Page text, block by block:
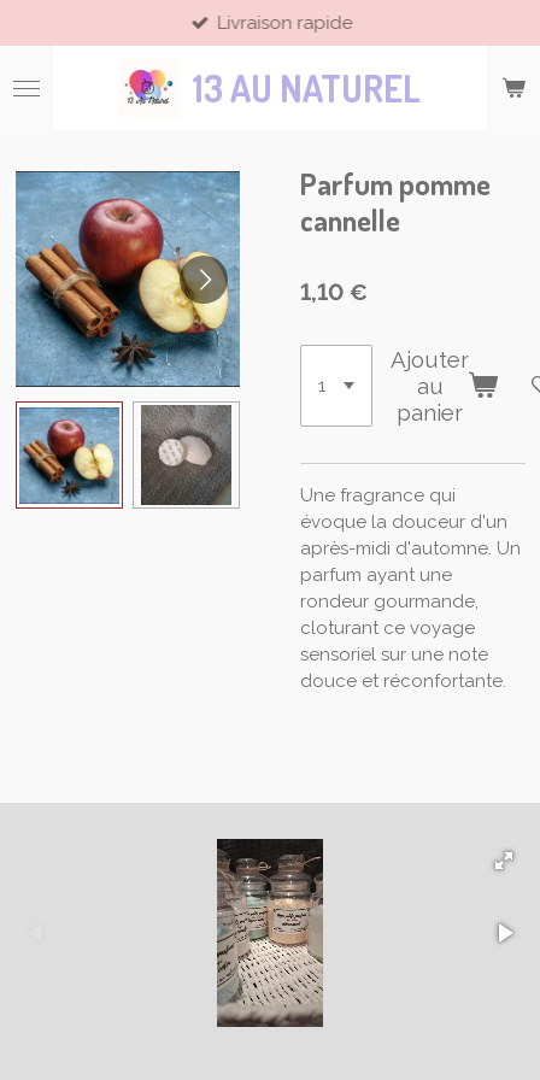
au
contenu
principal
13 AU NATUREL
Livraison rapide
Parfum pomme
cannelle
1,10 €
Ajouter
au
panier
Une fragrance qui
évoque la douceur d'un
après-midi d'automne. Un
parfum ayant une
rondeur gourmande,
cloturant ce voyage
sensoriel sur une note
douce et réconfortante.